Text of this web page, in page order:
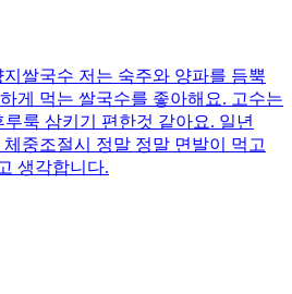
쌀국수 저는 숙주와 양파를 듬뿍
게 먹는 쌀국수를 좋아해요. 고수는
룩 삼키기 편한것 같아요. 일년
중조절시 정말 정말 면발이 먹고
생각합니다.